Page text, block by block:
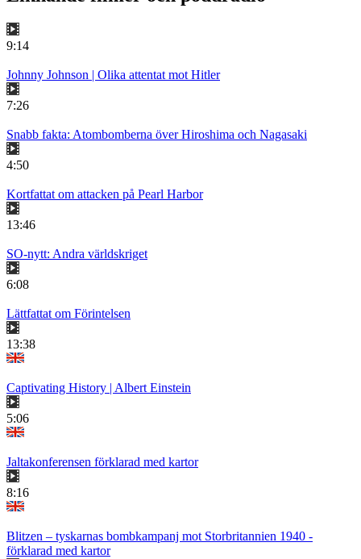
9:14
Johnny Johnson | Olika attentat mot Hitler
7:26
Snabb fakta: Atombomberna över Hiroshima och Nagasaki
4:50
Kortfattat om attacken på Pearl Harbor
13:46
SO-nytt: Andra världskriget
6:08
Lättfattat om Förintelsen
13:38
Captivating History | Albert Einstein
5:06
Jaltakonferensen förklarad med kartor
8:16
Blitzen – tyskarnas bombkampanj mot Storbritannien 1940 -
förklarad med kartor